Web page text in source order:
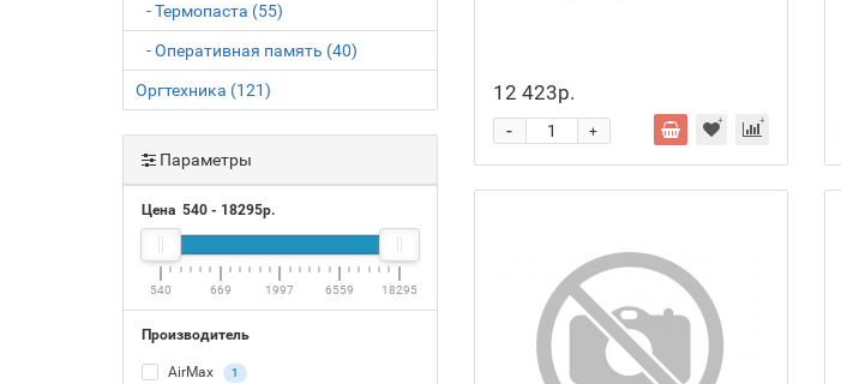
- Термопаста (55)
- Оперативная память (40)
Оргтехника (121)
Параметры
Цена 540 - 18295р.
540 669 1997 6559 18295
Производитель
AirMax 1
12 423р.
+
-